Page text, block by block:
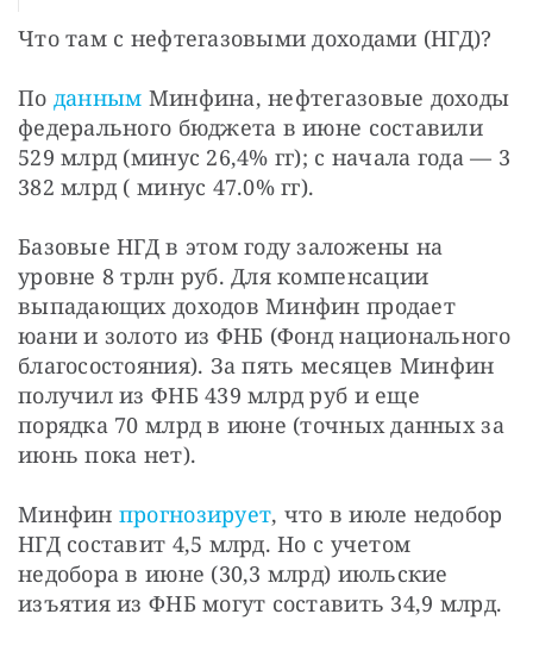
Что там с нефтегазовыми доходами (НГД)?
По данным Минфина, нефтегазовые доходы
федерального бюджета в июне составили
529 млрд (минус 26,4% гг); с начала года — 3
382 млрд ( минус 47.0% гг).
Базовые НГД в этом году заложены на
уровне 8 трлн руб. Для компенсации
выпадающих доходов Минфин продает
юани и золото из ФНБ (Фонд национального
благосостояния). За пять месяцев Минфин
получил из ФНБ 439 млрд руб и еще
порядка 70 млрд в июне (точных данных за
июнь пока нет).
Минфин прогнозирует, что в июле недобор
НГД составит 4,5 млрд. Но с учетом
недобора в июне (30,3 млрд) июльские
изъятия из ФНБ могут составить 34,9 млрд.